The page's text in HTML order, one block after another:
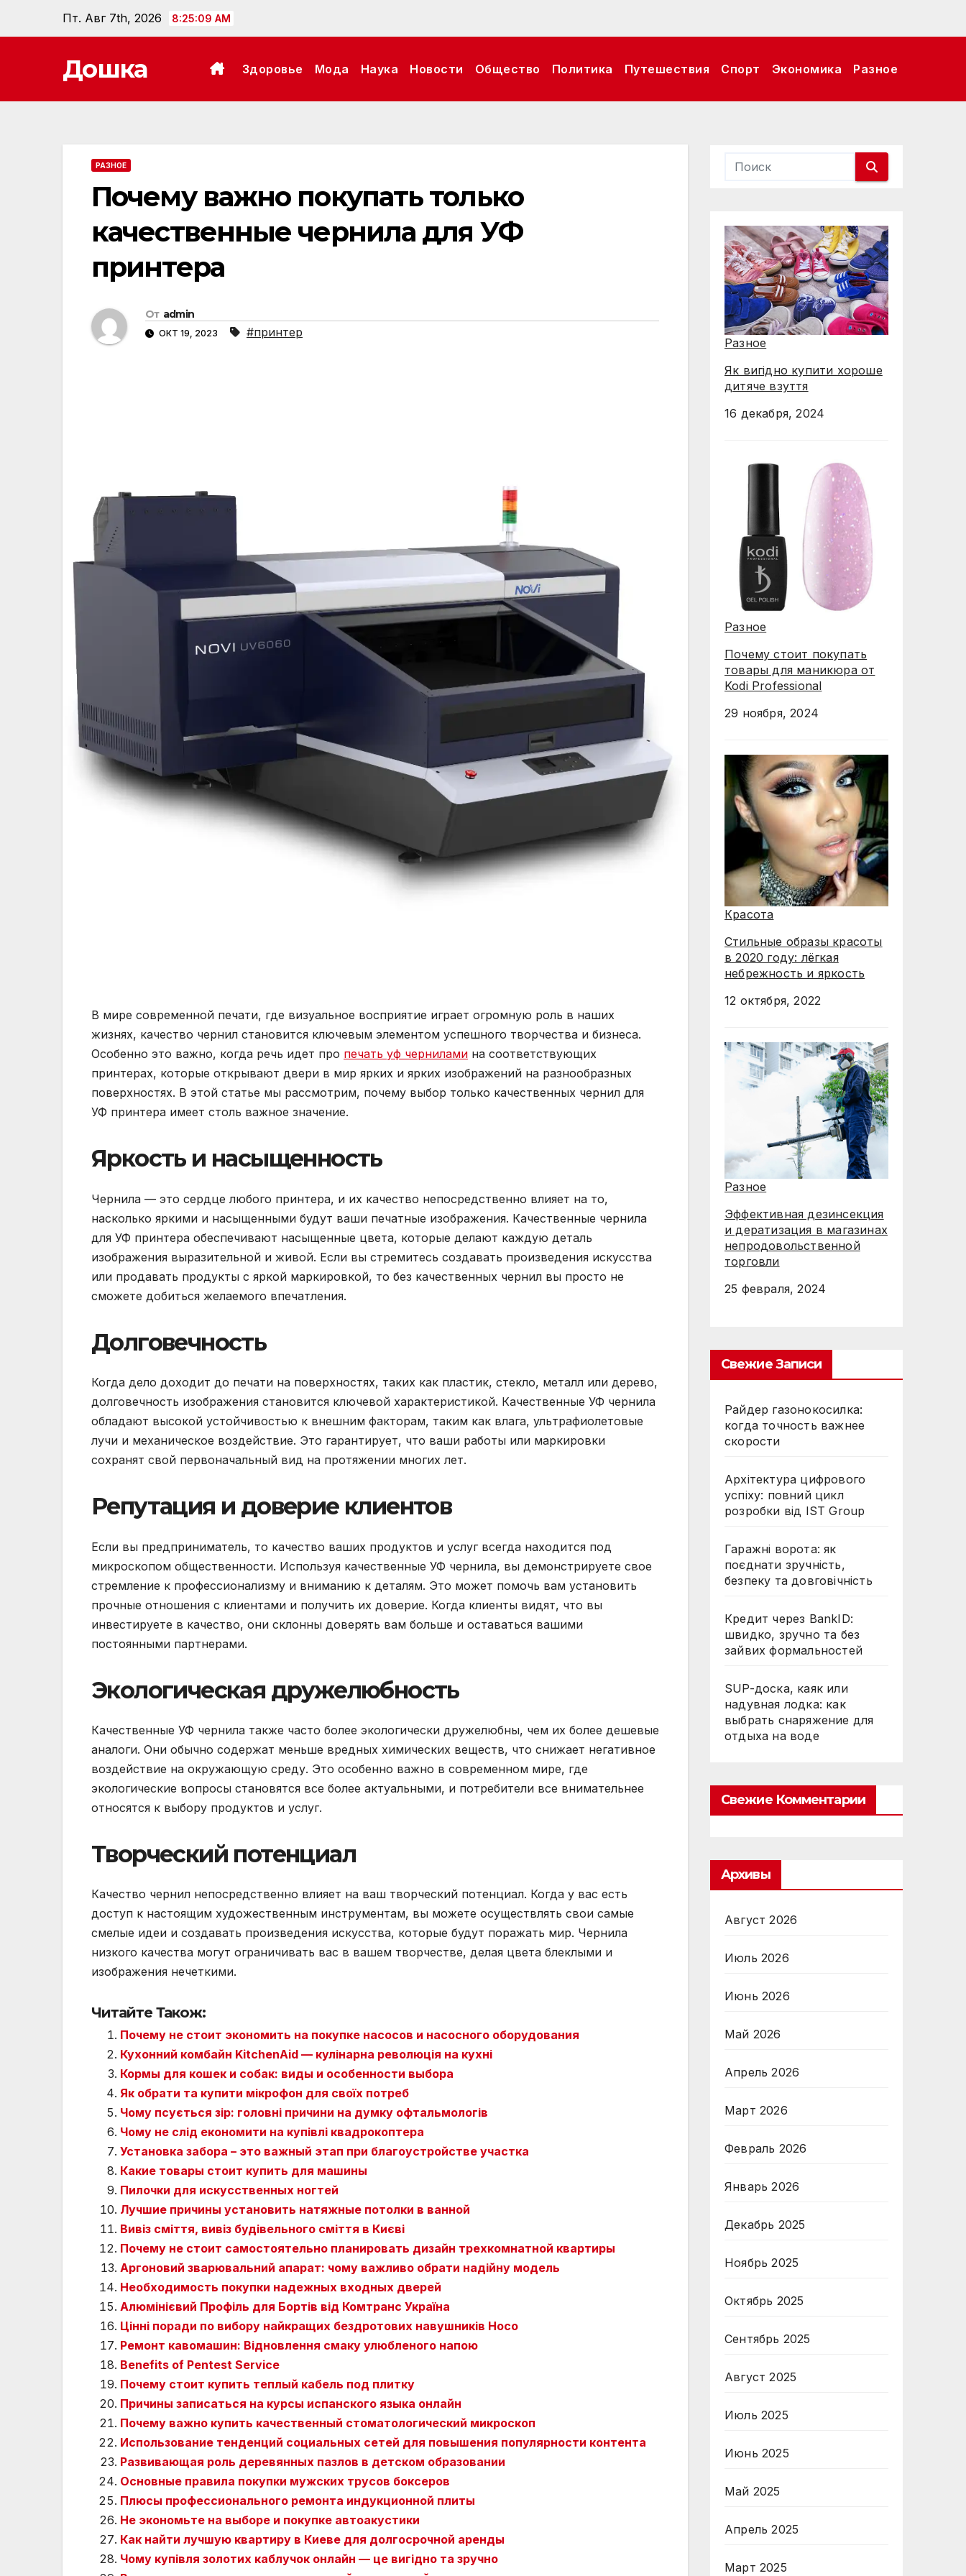
Пт. Авг 7th, 2026 8:25:10 AM
Дошка Здоровье Мода Наука Новости Общество Политика Путешествия Спорт Экономика Разное
РАЗНОЕ
Почему важно покупать только
качественные чернила для УФ
принтера
От admin
ОКТ 19, 2023 #принтер
В мире современной печати, где визуальное восприятие играет огромную роль в наших
жизнях, качество чернил становится ключевым элементом успешного творчества и бизнеса.
Особенно это важно, когда речь идет про печать уф чернилами на соответствующих
принтерах, которые открывают двери в мир ярких и ярких изображений на разнообразных
поверхностях. В этой статье мы рассмотрим, почему выбор только качественных чернил для
УФ принтера имеет столь важное значение.
Яркость и насыщенность
Чернила — это сердце любого принтера, и их качество непосредственно влияет на то,
насколько яркими и насыщенными будут ваши печатные изображения. Качественные чернила
для УФ принтера обеспечивают насыщенные цвета, которые делают каждую деталь
изображения выразительной и живой. Если вы стремитесь создавать произведения искусства
или продавать продукты с яркой маркировкой, то без качественных чернил вы просто не
сможете добиться желаемого впечатления.
Долговечность
Когда дело доходит до печати на поверхностях, таких как пластик, стекло, металл или дерево,
долговечность изображения становится ключевой характеристикой. Качественные УФ чернила
обладают высокой устойчивостью к внешним факторам, таким как влага, ультрафиолетовые
лучи и механическое воздействие. Это гарантирует, что ваши работы или маркировки
сохранят свой первоначальный вид на протяжении многих лет.
Репутация и доверие клиентов
Если вы предприниматель, то качество ваших продуктов и услуг всегда находится под
микроскопом общественности. Используя качественные УФ чернила, вы демонстрируете свое
стремление к профессионализму и вниманию к деталям. Это может помочь вам установить
прочные отношения с клиентами и получить их доверие. Когда клиенты видят, что вы
инвестируете в качество, они склонны доверять вам больше и оставаться вашими
постоянными партнерами.
Экологическая дружелюбность
Качественные УФ чернила также часто более экологически дружелюбны, чем их более дешевые
аналоги. Они обычно содержат меньше вредных химических веществ, что снижает негативное
воздействие на окружающую среду. Это особенно важно в современном мире, где
экологические вопросы становятся все более актуальными, и потребители все внимательнее
относятся к выбору продуктов и услуг.
Творческий потенциал
Качество чернил непосредственно влияет на ваш творческий потенциал. Когда у вас есть
доступ к настоящим художественным инструментам, вы можете осуществлять свои самые
смелые идеи и создавать произведения искусства, которые будут поражать мир. Чернила
низкого качества могут ограничивать вас в вашем творчестве, делая цвета блеклыми и
изображения нечеткими.
Читайте Також:
Почему не стоит экономить на покупке насосов и насосного оборудования
Кухонний комбайн KitchenAid — кулінарна революція на кухні
Кормы для кошек и собак: виды и особенности выбора
Як обрати та купити мікрофон для своїх потреб
Чому псується зір: головні причини на думку офтальмологів
Чому не слід економити на купівлі квадрокоптера
Установка забора – это важный этап при благоустройстве участка
Какие товары стоит купить для машины
Пилочки для искусственных ногтей
Лучшие причины установить натяжные потолки в ванной
Вивіз сміття, вивіз будівельного сміття в Києві
Почему не стоит самостоятельно планировать дизайн трехкомнатной квартиры
Аргоновий зварювальний апарат: чому важливо обрати надійну модель
Необходимость покупки надежных входных дверей
Алюмінієвий Профіль для Бортів від Комтранс Україна
Цінні поради по вибору найкращих бездротових навушників Hoco
Ремонт кавомашин: Відновлення смаку улюбленого напою
Benefits of Pentest Service
Почему стоит купить теплый кабель под плитку
Причины записаться на курсы испанского языка онлайн
Почему важно купить качественный стоматологический микроскоп
Использование тенденций социальных сетей для повышения популярности контента
Развивающая роль деревянных пазлов в детском образовании
Основные правила покупки мужских трусов боксеров
Плюсы профессионального ремонта индукционной плиты
Не экономьте на выборе и покупке автоакустики
Как найти лучшую квартиру в Киеве для долгосрочной аренды
Чому купівля золотих каблучок онлайн — це вигідно та зручно
Разное
Як вигідно купити хороше
дитяче взуття
16 декабря, 2024
Разное
Почему стоит покупать
товары для маникюра от
Kodi Professional
29 ноября, 2024
Красота
Стильные образы красоты
в 2020 году: лёгкая
небрежность и яркость
12 октября, 2022
Разное
Эффективная дезинсекция
и дератизация в магазинах
непродовольственной
торговли
25 февраля, 2024
Свежие Записи
Райдер газонокосилка:
когда точность важнее
скорости
Архітектура цифрового
успіху: повний цикл
розробки від IST Group
Гаражні ворота: як
поєднати зручність,
безпеку та довговічність
Кредит через BankID:
швидко, зручно та без
зайвих формальностей
SUP-доска, каяк или
надувная лодка: как
выбрать снаряжение для
отдыха на воде
Свежие Комментарии
Архивы
Август 2026
Июль 2026
Июнь 2026
Май 2026
Апрель 2026
Март 2026
Февраль 2026
Январь 2026
Декабрь 2025
Ноябрь 2025
Октябрь 2025
Сентябрь 2025
Август 2025
Июль 2025
Июнь 2025
Май 2025
Апрель 2025
Март 2025